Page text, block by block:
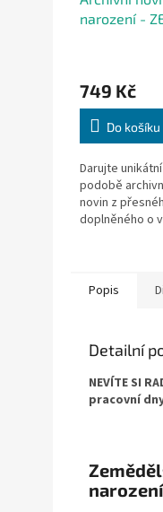
narození -
749 Kč
Do košíku
Darujte
podobě
novin z
doplněného o
Popis
Detailní
NEVÍTE SI
pracovní
narození